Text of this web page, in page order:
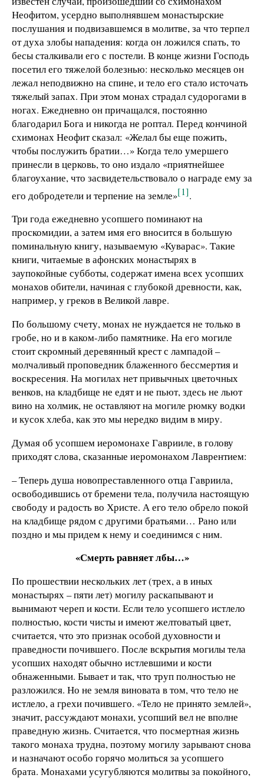
Неофитом, усердно выполнявшем монастырские
послушания и подвизавшемся в молитве, за что терпел
от духа злобы нападения: когда он ложился спать, то
бесы сталкивали его с постели. В конце жизни Господь
посетил его тяжелой болезнью: несколько месяцев он
лежал неподвижно на спине, и тело его стало источать
тяжелый запах. При этом монах страдал судорогами в
ногах. Ежедневно он причащался, постоянно
благодарил Бога и никогда не роптал. Перед кончиной
схимонах Неофит сказал: «Желал бы еще пожить,
чтобы послужить братии…» Когда тело умершего
принесли в церковь, то оно издало «приятнейшее
благоухание, что засвидетельствовало о награде ему за
его добродетели и терпение на земле»[1].
Три года ежедневно усопшего поминают на
проскомидии, а затем имя его вносится в большую
поминальную книгу, называемую «Куварас». Такие
книги, читаемые в афонских монастырях в
заупокойные субботы, содержат имена всех усопших
монахов обители, начиная с глубокой древности, как,
например, у греков в Великой лавре.
По большому счету, монах не нуждается не только в
гробе, но и в каком-либо памятнике. На его могиле
стоит скромный деревянный крест с лампадой –
молчаливый проповедник блаженного бессмертия и
воскресения. На могилах нет привычных цветочных
венков, на кладбище не едят и не пьют, здесь не льют
вино на холмик, не оставляют на могиле рюмку водки
и кусок хлеба, как это мы нередко видим в миру.
Думая об усопшем иеромонахе Гаврииле, в голову
приходят слова, сказанные иеромонахом Лаврентием:
– Теперь душа новопреставленного отца Гавриила,
освободившись от бремени тела, получила настоящую
свободу и радость во Христе. А его тело обрело покой
на кладбище рядом с другими братьями… Рано или
поздно и мы придем к нему и соединимся с ним.
«Смерть равняет лбы…»
По прошествии нескольких лет (трех, а в иных
монастырях – пяти лет) могилу раскапывают и
вынимают череп и кости. Если тело усопшего истлело
полностью, кости чисты и имеют желтоватый цвет,
считается, что это признак особой духовности и
праведности почившего. После вскрытия могилы тела
усопших находят обычно истлевшими и кости
обнаженными. Бывает и так, что труп полностью не
разложился. Но не земля виновата в том, что тело не
истлело, а грехи почившего. «Тело не принято землей»,
значит, рассуждают монахи, усопший вел не вполне
праведную жизнь. Считается, что посмертная жизнь
такого монаха трудна, поэтому могилу зарывают снова
и назначают особо горячо молиться за усопшего
брата. Монахами усугубляются молитвы за покойного,